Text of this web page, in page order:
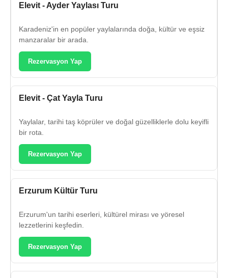
Elevit - Ayder Yaylası Turu
Karadeniz'in en popüler yaylalarında doğa, kültür ve eşsiz
manzaralar bir arada.
Rezervasyon Yap
Elevit - Çat Yayla Turu
Yaylalar, tarihi taş köprüler ve doğal güzelliklerle dolu keyifli
bir rota.
Rezervasyon Yap
Erzurum Kültür Turu
Erzurum'un tarihi eserleri, kültürel mirası ve yöresel
lezzetlerini keşfedin.
Rezervasyon Yap